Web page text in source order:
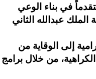
في بناء الوعي
عبدالله الثاني
إلى الوقاية من
من خلال برامج